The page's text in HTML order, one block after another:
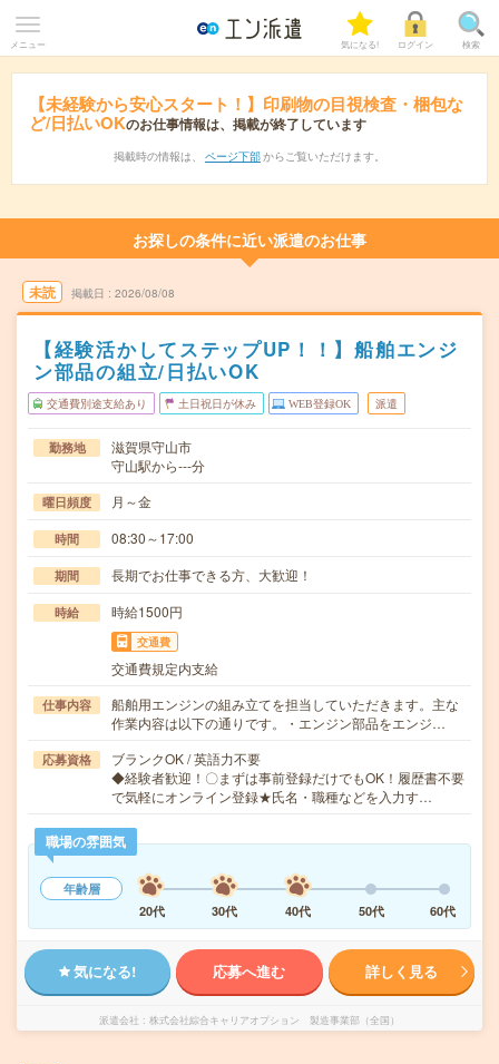
メニュー 気になる! ログイン 検索
【未経験から安心スタート！】印刷物の目視検査・梱包な
ど/日払いOKのお仕事情報は、掲載が終了しています
掲載時の情報は、 ページ下部 からご覧いただけます。
お探しの条件に近い派遣のお仕事
未読 掲載日 2026/08/08
【経験活かしてステップUP！！】船舶エンジ
ン部品の組立/日払いOK
交通費別途支給あり 土日祝日が休み WEB登録OK 派遣
勤務地
滋賀県守山市
守山駅から---分
曜日頻度 月～金
時間 08:30～17:00
期間 長期でお仕事できる方、大歓迎！
時給 時給1500円
交通費
交通費規定内支給
仕事内容
船舶用エンジンの組み立てを担当していただきます。主な
作業内容は以下の通りです。・エンジン部品をエンジ…
応募資格
ブランクOK / 英語力不要
◆経験者歓迎！〇まずは事前登録だけでもOK！履歴書不要
で気軽にオンライン登録★氏名・職種などを入力す…
職場の雰囲気
年齢層
20代
30代 40代 50代 60代
気になる! 応募へ進む 詳しく見る
派遣会社 株式会社綜合キャリアオプション 製造事業部（全国）